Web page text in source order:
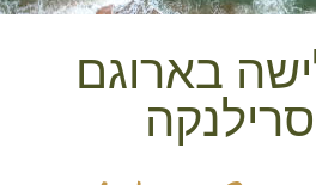
בארוגם
סרילנקה